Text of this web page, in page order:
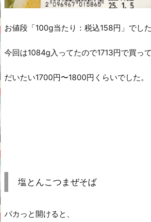
お値段「100g当たり：税込158円」でした
今回は1084g入ってたので1713円で買って
だいたい1700円〜1800円くらいでした。
塩とんこつまぜそば
パカっと開けると、